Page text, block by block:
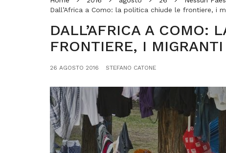
Dall’Africa a Como: la politica chiude le frontiere, i
DALL’AFRICA A COMO:
FRONTIERE, I
26 AGOSTO 2016 STEFANO CATONE